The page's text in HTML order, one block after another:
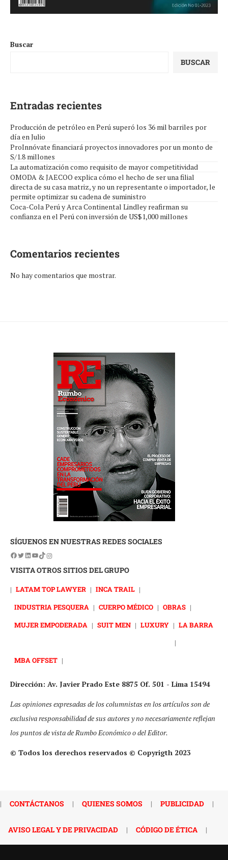
Buscar
BUSCAR
Entradas recientes
Producción de petróleo en Perú superó los 36 mil barriles por
día en Julio
ProInnóvate financiará proyectos innovadores por un monto de
S/1.8 millones
La automatización como requisito de mayor competitividad
OMODA & JAECOO explica cómo el hecho de ser una filial
directa de su casa matriz, y no un representante o importador, le
permite optimizar su cadena de suministro
Coca-Cola Perú y Arca Continental Lindley reafirman su
confianza en el Perú con inversión de US$1,000 millones
Comentarios recientes
No hay comentarios que mostrar.
SÍGUENOS EN NUESTRAS REDES SOCIALES
VISITA OTROS SITIOS DEL GRUPO
| LATAM TOP LAWYER | INCA TRAIL |
INDUSTRIA PESQUERA | CUERPO MÉDICO | OBRAS |
MUJER EMPODERADA | SUIT MEN | LUXURY | LA BARRA
|
MBA OFFSET |
Dirección: Av. Javier Prado Este 8875 Of. 501 - Lima 15494
Las opiniones expresadas de los columnistas en los artículos son de
exclusiva responsabilidad de sus autores y no necesariamente reflejan
los puntos de vista de Rumbo Económico o del Editor.
© Todos los derechos reservados © Copyrigth 2023
| CONTÁCTANOS | QUIENES SOMOS | PUBLICIDAD |
AVISO LEGAL Y DE PRIVACIDAD | CÓDIGO DE ÉTICA |